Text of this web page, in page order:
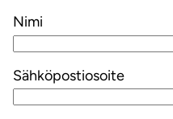
Nimi
Sähköpostiosoite